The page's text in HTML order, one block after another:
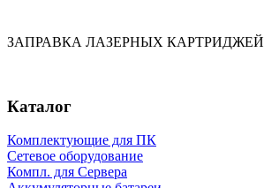
ЗАПРАВКА ЛАЗЕРНЫХ КАРТРИДЖЕЙ
Каталог
Комплектующие для ПК
Сетевое оборудование
Компл. для Сервера